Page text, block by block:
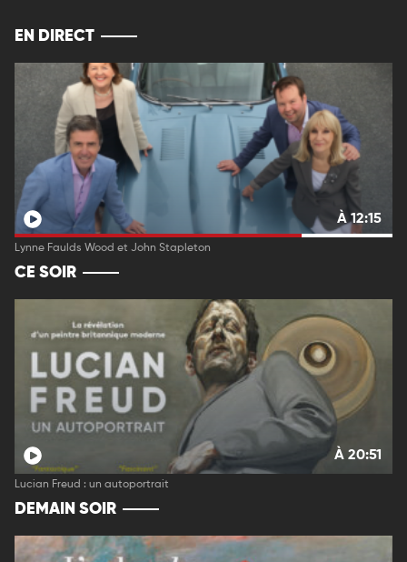
EN DIRECT
À 12:15
Lynne Faulds Wood et John Stapleton
CE SOIR
À 20:51
Lucian Freud : un autoportrait
DEMAIN SOIR